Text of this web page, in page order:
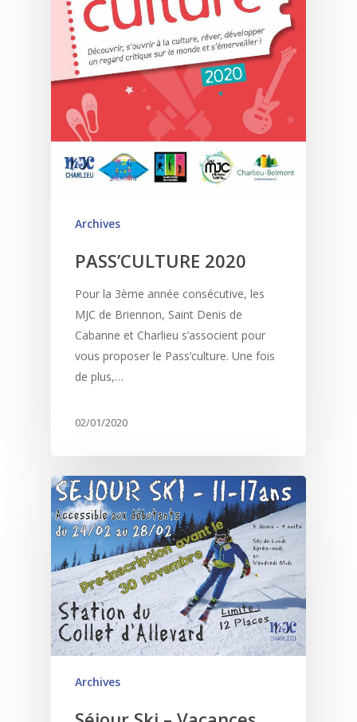
Archives
PASS’CULTURE 2020
Pour la 3ème année consécutive, les
MJC de Briennon, Saint Denis de
Cabanne et Charlieu s’associent pour
vous proposer le Pass’culture. Une fois
de plus,…
02/01/2020
Archives